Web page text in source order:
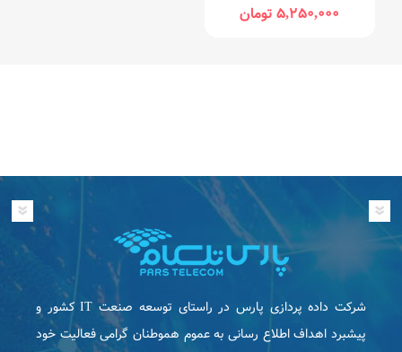
5,250,000 تومان
شرکت داده پردازی پارس در راستای توسعه صنعت IT كشور و
پیشبرد اهداف اطلاع رسانی به عموم هموطنان گرامی فعاليت خود